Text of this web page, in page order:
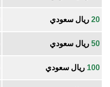
20 ريال سعودي
50 ريال سعودي
100 ريال سعودي